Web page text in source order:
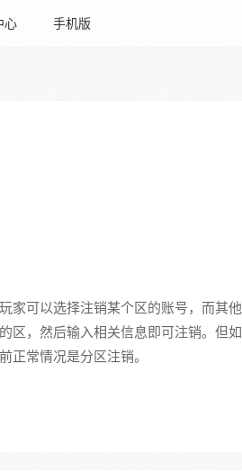
心 手机版
家可以选择注销某个区的账号，而其他
区，然后输入相关信息即可注销。但如
正常情况是分区注销。